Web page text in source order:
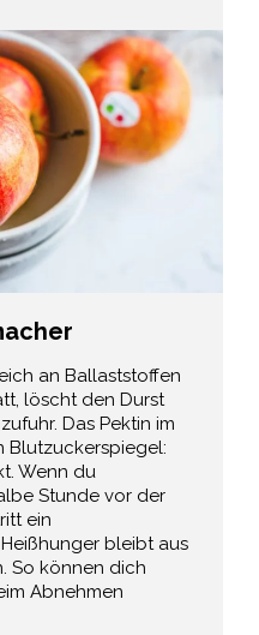
an Ballaststoffen
löscht den Durst
Das Pektin im
Blutzuckerspiegel:
Wenn du
Stunde vor der
ein
bleibt aus
So können dich
Abnehmen